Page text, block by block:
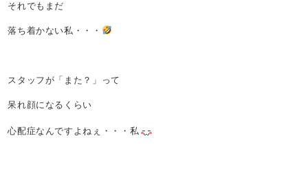
それでもまだ
落ち着かない私・・・
スタッフが「また？」って
呆れ顔になるくらい
心配症なんですよねぇ・・・私